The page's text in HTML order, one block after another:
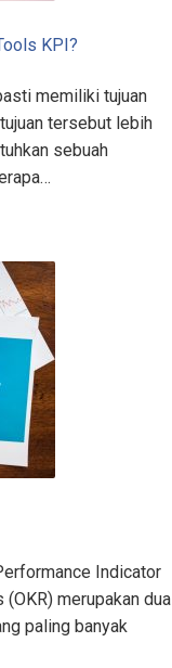
KPI?
memiliki tujuan
tersebut lebih
sebuah
Indicator
merupakan dua
paling banyak